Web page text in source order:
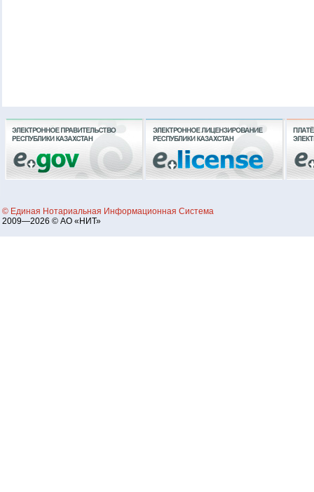
© Единая Нотариальная Информационная Система
2009—2026 © АО «НИТ»